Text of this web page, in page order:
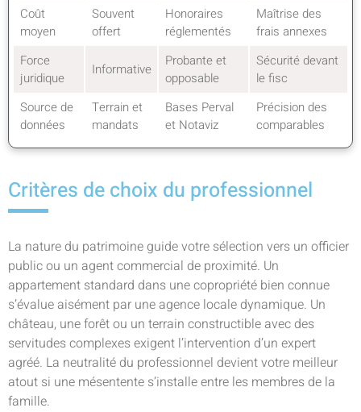
Coût
moyen
Souvent
offert
Honoraires
réglementés
Maîtrise des
frais annexes
Force
juridique
Informative
Probante et
opposable
Sécurité devant
le fisc
Source de
données
Terrain et
mandats
Bases Perval
et Notaviz
Précision des
comparables
Critères de choix du professionnel
La nature du patrimoine guide votre sélection vers un officier
public ou un agent commercial de proximité. Un
appartement standard dans une copropriété bien connue
s’évalue aisément par une agence locale dynamique. Un
château, une forêt ou un terrain constructible avec des
servitudes complexes exigent l’intervention d’un expert
agréé. La neutralité du professionnel devient votre meilleur
atout si une mésentente s’installe entre les membres de la
famille.